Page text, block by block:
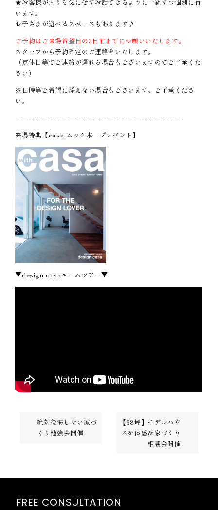
★お客様が周りを気にせずお話できるように一組ずつ個別に行
います。
お子さまが遊べるスペースもあります♪
ご予約はご来場希望日の3日前までにお願いいたします。
スタッフから予約確定のご連絡をいたします。
（定休日等でご連絡が遅れる場合もございますのでご了承くだ
さい）
※日時等ご希望に添えない場合もございます。ご了承くださ
い。
ーーーーーーーーーーーーーーーーーーーーーーーーー
来場特典【casa ムック本 プレゼント】
▼design casaルームツアー▼
絶対後悔しない家づ
くり勉強会開催
【38坪】モデルハウ
スを体感＆家づくり
相談会開催
FREE CONSULTATION